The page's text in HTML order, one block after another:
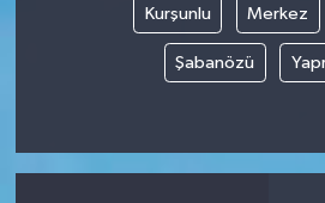
Kurşunlu Merkez
Şabanözü